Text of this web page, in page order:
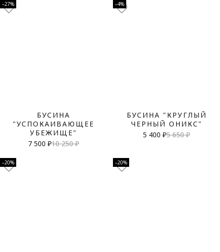
–27%
БУСИНА
"УСПОКАИВАЮЩЕЕ
УБЕЖИЩЕ"
7 500 ₽10 250 ₽
–4%
БУСИНА "КРУГЛЫЙ
ЧЕРНЫЙ ОНИКС"
5 400 ₽5 650 ₽
–20% –20%